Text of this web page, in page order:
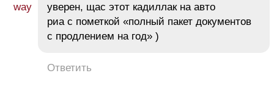
уверен, щас этот кадиллак на авто
риа с пометкой «полный пакет документов
с продлением на год» )
Ответить